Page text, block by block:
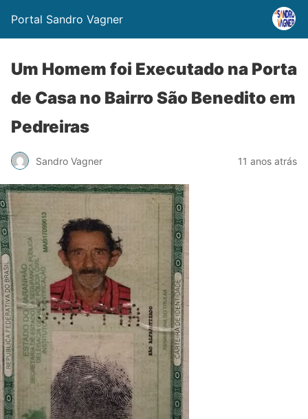
Portal Sandro Vagner
Um Homem foi Executado na Porta
de Casa no Bairro São Benedito em
Pedreiras
Sandro Vagner 11 anos atrás